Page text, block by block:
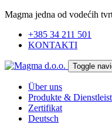
Magma jedna od vodećih
+385 34 211 501
KONTAKTI
Toggle
Über uns
Produkte &
Zertifikat
Deutsch